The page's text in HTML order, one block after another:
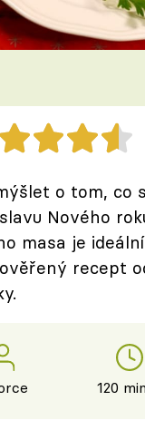
o tom, co
Nového
masa je
recept
120